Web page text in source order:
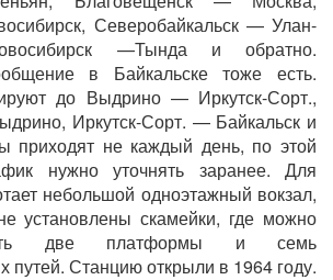
Северобайкальск — Улан-
—Тында и обратно.
в Байкальске тоже есть.
до Выдрино — Иркутск-Сорт.,
Иркутск-Сорт. — Байкальск и
приходят не каждый день, по этой
нужно уточнять заранее. Для
небольшой одноэтажный вокзал,
установлены скамейки, где можно
две платформы и семь
путей. Станцию открыли в 1964 году.